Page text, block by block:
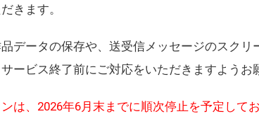
きます。
データの保存や、送受信メッセージのスクリ
ービス終了前にご対応をいただきますようお
は、2026年6月末までに順次停止を予定してお